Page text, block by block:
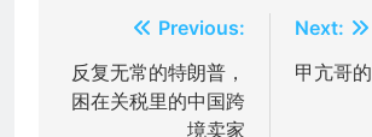
章
导
Previous:
反复无常的特朗普，
困在关税里的中国跨
境卖家
Next:
甲亢哥